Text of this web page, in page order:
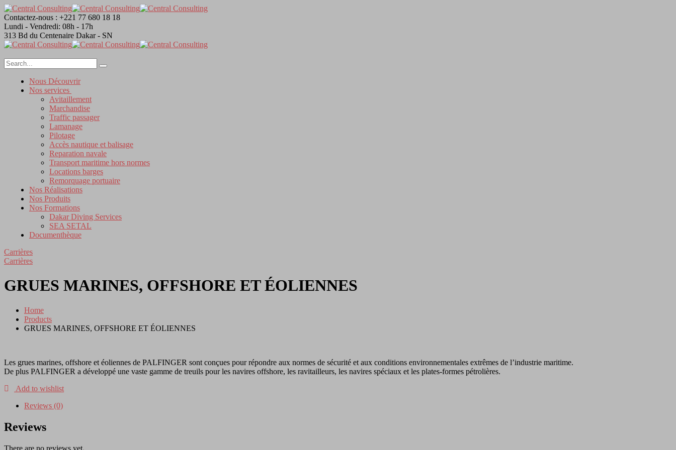
Contactez-nous : +221 77 680 18 18
Lundi - Vendredi: 08h - 17h
313 Bd du Centenaire Dakar - SN
Nous Découvrir
Nos services
Avitaillement
Marchandise
Traffic passager
Lamanage
Pilotage
Accès nautique et balisage
Reparation navale
Transport maritime hors normes
Locations barges
Remorquage portuaire
Nos Réalisations
Nos Produits
Nos Formations
Dakar Diving Services
SEA SETAL
Documenthèque
Carrières
Carrières
GRUES MARINES, OFFSHORE ET ÉOLIENNES
Home
Products
GRUES MARINES, OFFSHORE ET ÉOLIENNES
Les grues marines, offshore et éoliennes de PALFINGER sont conçues pour répondre aux normes de sécurité et aux conditions environnementales extrêmes de l’industrie maritime.
De plus PALFINGER a développé une vaste gamme de treuils pour les navires offshore, les ravitailleurs, les navires spéciaux et les plates-formes pétrolières.
Add to wishlist
Reviews (0)
Reviews
There are no reviews yet.